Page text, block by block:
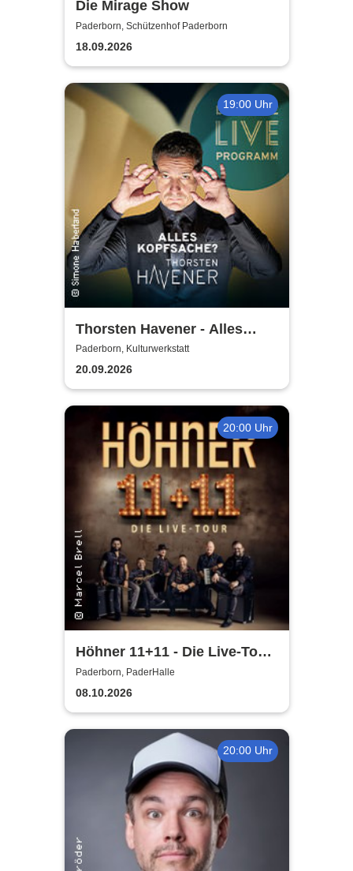
Die Mirage Show
Paderborn, Schützenhof Paderborn
18.09.2026
19:00 Uhr
Thorsten Havener - Alles
Kopfsache?
Paderborn, Kulturwerkstatt
20.09.2026
20:00 Uhr
Höhner 11+11 - Die Live-Tour
2025/26
Paderborn, PaderHalle
08.10.2026
20:00 Uhr